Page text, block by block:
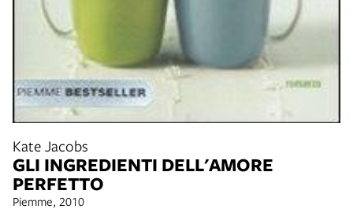
Kate Jacobs
GLI INGREDIENTI DELL'AMORE
PERFETTO
Piemme, 2010